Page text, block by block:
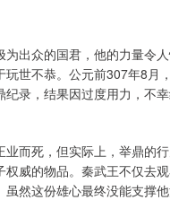
为出众的国君，他的力量令
玩世不恭。公元前307年8月
录，结果因过度用力，不
业而死，但实际上，举鼎的
权威的物品。秦武王不仅去
虽然这份雄心最终没能支撑